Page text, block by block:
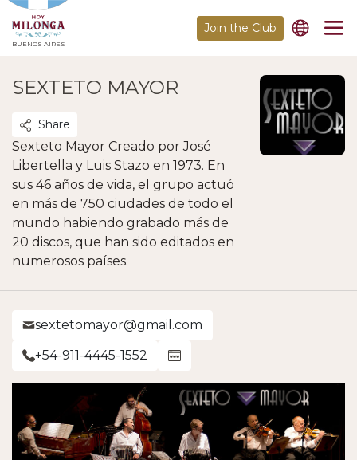
BUENOS AIRES
Join the Club
SEXTETO MAYOR
Share
Sexteto Mayor Creado por José
Libertella y Luis Stazo en 1973. En
sus 46 años de vida, el grupo actuó
en más de 750 ciudades de todo el
mundo habiendo grabado más de
20 discos, que han sido editados en
numerosos países.
sextetomayor@gmail.com
+54-911-4445-1552